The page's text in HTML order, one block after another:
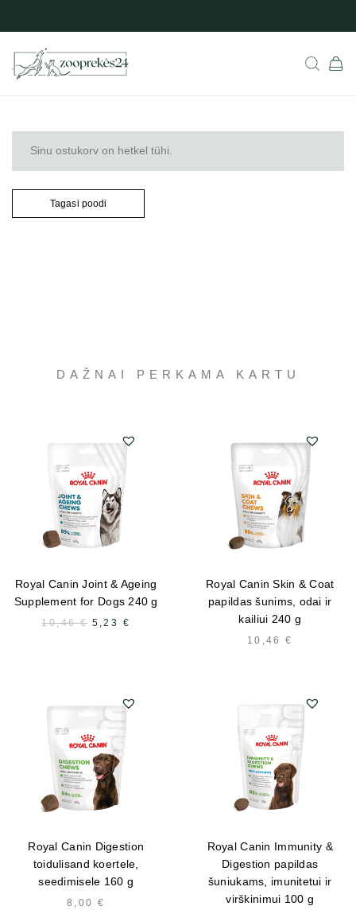
Sinu ostukorv on hetkel tühi.
Tagasi poodi
DAŽNAI PERKAMA KARTU
Royal Canin Joint & Ageing
Supplement for Dogs 240 g
10,46€ ALGNE
5,23 €
Royal Canin Skin & Coat
papildas šunims, odai ir
kailiui 240 g
10,46€
Royal Canin Digestion
toidulisand koertele,
seedimisele 160 g
8,00€
Royal Canin Immunity &
Digestion papildas
šuniukams, imunitetui ir
virškinimui 100 g